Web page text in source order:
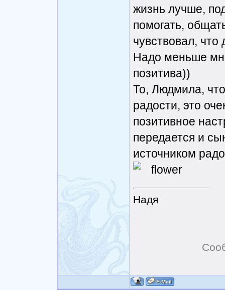
жизнь лучше,
помогать,
чувствовал,
Надо меньше
позитива))
То, Людмила,
радости, это
позитивное
передается и
источником
Надя